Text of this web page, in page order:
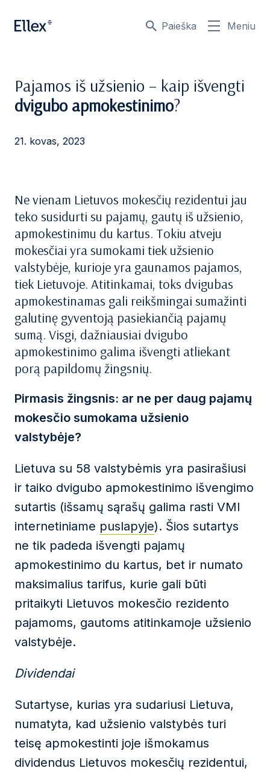
Paieška Meniu
Pajamos iš užsienio – kaip išvengti
dvigubo apmokestinimo?
21. kovas, 2023
Ne vienam Lietuvos mokesčių rezidentui jau
teko susidurti su pajamų, gautų iš užsienio,
apmokestinimu du kartus. Tokiu atveju
mokesčiai yra sumokami tiek užsienio
valstybėje, kurioje yra gaunamos pajamos,
tiek Lietuvoje. Atitinkamai, toks dvigubas
apmokestinamas gali reikšmingai sumažinti
galutinę gyventoją pasiekiančią pajamų
sumą. Visgi, dažniausiai dvigubo
apmokestinimo galima išvengti atliekant
porą papildomų žingsnių.
Pirmasis žingsnis: ar ne per daug pajamų
mokesčio sumokama užsienio
valstybėje?
Lietuva su 58 valstybėmis yra pasirašiusi
ir taiko dvigubo apmokestinimo išvengimo
sutartis (išsamų sąrašų galima rasti VMI
internetiniame puslapyje). Šios sutartys
ne tik padeda išvengti pajamų
apmokestinimo du kartus, bet ir numato
maksimalius tarifus, kurie gali būti
pritaikyti Lietuvos mokesčio rezidento
pajamoms, gautoms atitinkamoje užsienio
valstybėje.
Dividendai
Sutartyse, kurias yra sudariusi Lietuva,
numatyta, kad užsienio valstybės turi
teisę apmokestinti joje išmokamus
dividendus Lietuvos mokesčių rezidentui,